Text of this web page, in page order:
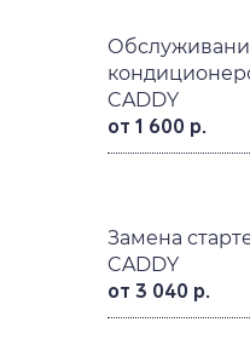
CADDY
от 1 600 р.
Замена
CADDY
от 3 040 р.